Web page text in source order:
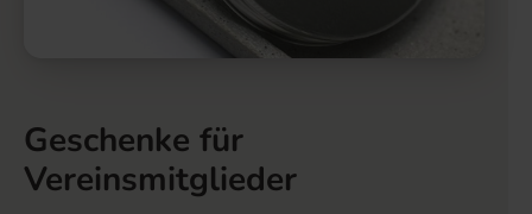
Geschenke für
Vereinsmitglieder